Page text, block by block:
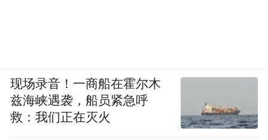
现场录音！一商船在霍尔木
兹海峡遇袭，船员紧急呼
救：我们正在灭火